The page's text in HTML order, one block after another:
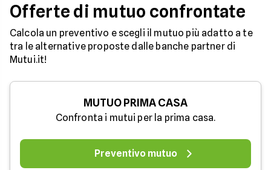
Offerte di mutuo confrontate
Calcola un preventivo e scegli il mutuo più adatto a te
tra le alternative proposte dalle banche partner di
Mutui.it!
MUTUO PRIMA CASA
Confronta i mutui per la prima casa.
Preventivo mutuo